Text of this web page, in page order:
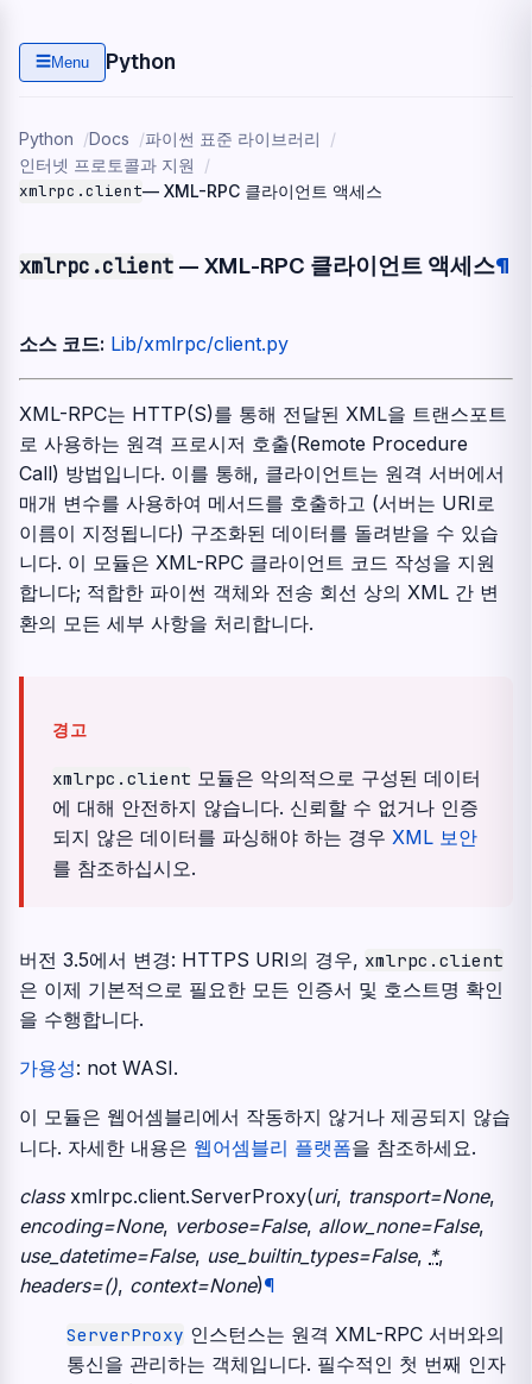
☰Menu Python
Python Docs
파이썬 표준 라이브러리
인터넷 프로토콜과 지원
xmlrpc.client— XML-RPC 클라이언트 액세스
xmlrpc.client — XML-RPC 클라이언트 액세스¶
소스 코드: Lib/xmlrpc/client.py
XML-RPC는 HTTP(S)를 통해 전달된 XML을 트랜스포트
로 사용하는 원격 프로시저 호출(Remote Procedure
Call) 방법입니다. 이를 통해, 클라이언트는 원격 서버에서
매개 변수를 사용하여 메서드를 호출하고 (서버는 URI로
이름이 지정됩니다) 구조화된 데이터를 돌려받을 수 있습
니다. 이 모듈은 XML-RPC 클라이언트 코드 작성을 지원
합니다; 적합한 파이썬 객체와 전송 회선 상의 XML 간 변
환의 모든 세부 사항을 처리합니다.
경고
xmlrpc.client 모듈은 악의적으로 구성된 데이터
에 대해 안전하지 않습니다. 신뢰할 수 없거나 인증
되지 않은 데이터를 파싱해야 하는 경우 XML 보안
를 참조하십시오.
버전 3.5에서 변경: HTTPS URI의 경우, xmlrpc.client
은 이제 기본적으로 필요한 모든 인증서 및 호스트명 확인
을 수행합니다.
가용성: not WASI.
이 모듈은 웹어셈블리에서 작동하지 않거나 제공되지 않습
니다. 자세한 내용은 웹어셈블리 플랫폼을 참조하세요.
class xmlrpc.client.ServerProxy(uri, transport=None,
encoding=None, verbose=False, allow_none=False,
use_datetime=False, use_builtin_types=False, *,
headers=(), context=None)¶
ServerProxy 인스턴스는 원격 XML-RPC 서버와의
통신을 관리하는 객체입니다. 필수적인 첫 번째 인자